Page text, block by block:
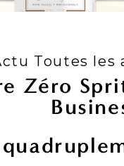
Toutes les
Zéro